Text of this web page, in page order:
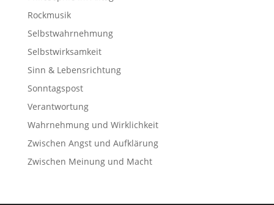
Rockmusik
Selbstwahrnehmung
Selbstwirksamkeit
Sinn & Lebensrichtung
Sonntagspost
Verantwortung
Wahrnehmung und Wirklichkeit
Zwischen Angst und Aufklärung
Zwischen Meinung und Macht